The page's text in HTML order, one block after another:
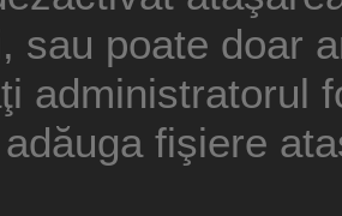
sau poate doar
administratorul
fişiere